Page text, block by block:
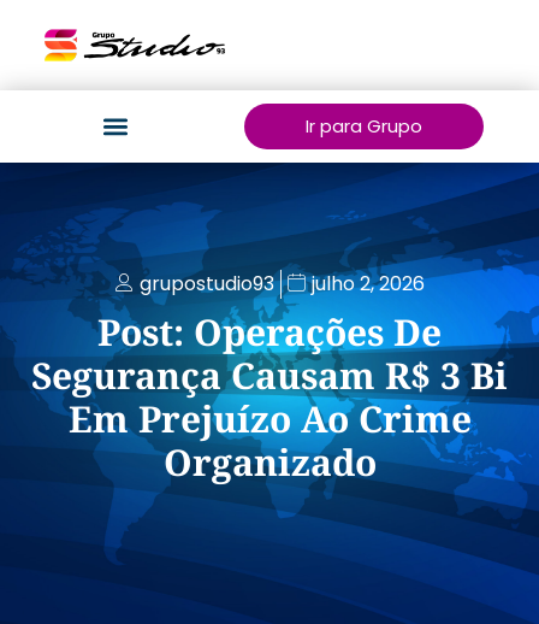
Ir para Grupo
grupostudio93 julho 2, 2026
Post: Operações De
Segurança Causam R$ 3 Bi
Em Prejuízo Ao Crime
Organizado